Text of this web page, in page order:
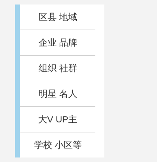
区县 地域
企业 品牌
组织 社群
明星 名人
大V UP主
学校 小区等